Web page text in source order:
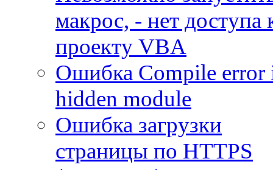
макрос, - нет доступа
проекту VBA
Ошибка Compile error
hidden module
Ошибка загрузки
страницы по HTTPS